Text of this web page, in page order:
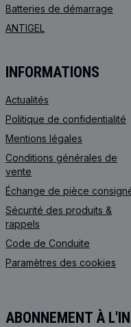
Batteries de démarrage
ANTIGEL
INFORMATIONS
Actualités
Politique de confidentialité
Mentions légales
Conditions générales de
vente
Échange de pièce
Sécurité des produits &
rappels
Code de Сonduite
Paramètres des cookies
ABONNEMENT À